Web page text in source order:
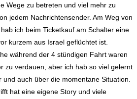
Wege zu betreten und viel mehr zu
jedem Nachrichtensender. Am Weg von
ich beim Ticketkauf am Schalter eine
kurzem aus Israel geflüchtet ist.
während der 4 stündigen Fahrt waren
zu verdauen, aber ich hab so viel gelernt
auch über die momentane Situation.
hat eine eigene Story und viele